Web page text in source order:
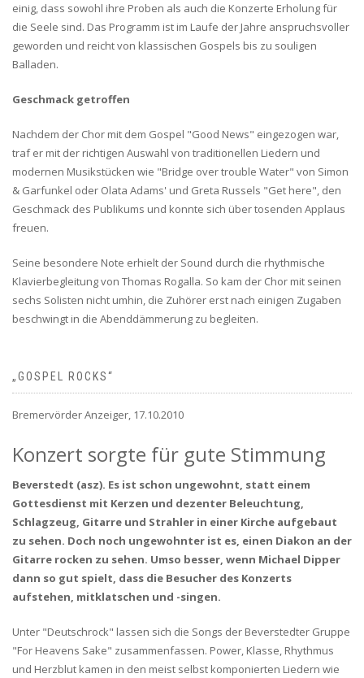
einig, dass sowohl ihre Proben als auch die Konzerte Erholung für
die Seele sind. Das Programm ist im Laufe der Jahre anspruchsvoller
geworden und reicht von klassischen Gospels bis zu souligen
Balladen.
Geschmack getroffen
Nachdem der Chor mit dem Gospel "Good News" eingezogen war,
traf er mit der richtigen Auswahl von traditionellen Liedern und
modernen Musikstücken wie "Bridge over trouble Water" von Simon
& Garfunkel oder Olata Adams' und Greta Russels "Get here", den
Geschmack des Publikums und konnte sich über tosenden Applaus
freuen.
Seine besondere Note erhielt der Sound durch die rhythmische
Klavierbegleitung von Thomas Rogalla. So kam der Chor mit seinen
sechs Solisten nicht umhin, die Zuhörer erst nach einigen Zugaben
beschwingt in die Abenddämmerung zu begleiten.
„GOSPEL ROCKS“
Bremervörder Anzeiger, 17.10.2010
Konzert sorgte für gute Stimmung
Beverstedt (asz). Es ist schon ungewohnt, statt einem
Gottesdienst mit Kerzen und dezenter Beleuchtung,
Schlagzeug, Gitarre und Strahler in einer Kirche aufgebaut
zu sehen. Doch noch ungewohnter ist es, einen Diakon an der
Gitarre rocken zu sehen. Umso besser, wenn Michael Dipper
dann so gut spielt, dass die Besucher des Konzerts
aufstehen, mitklatschen und -singen.
Unter "Deutschrock" lassen sich die Songs der Beverstedter Gruppe
"For Heavens Sake" zusammenfassen. Power, Klasse, Rhythmus
und Herzblut kamen in den meist selbst komponierten Liedern wie